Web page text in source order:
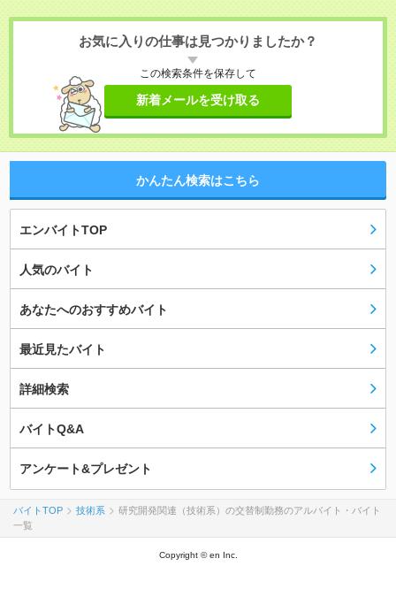
お気に入りの仕事は見つかりましたか？
この検索条件を保存して
新着メールを受け取る
かんたん検索はこちら
エンバイトTOP
人気のバイト
あなたへのおすすめバイト
最近見たバイト
詳細検索
バイトQ&A
アンケート&プレゼント
バイトTOP 技術系
研究開発関連（技術系）の交替制勤務のアルバイト・バイト
一覧
Copyright © en Inc.